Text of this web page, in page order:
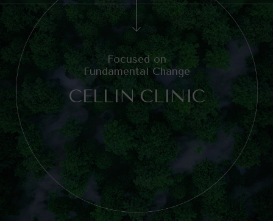
Focused on
Fundamental Change
CELLIN CLINIC